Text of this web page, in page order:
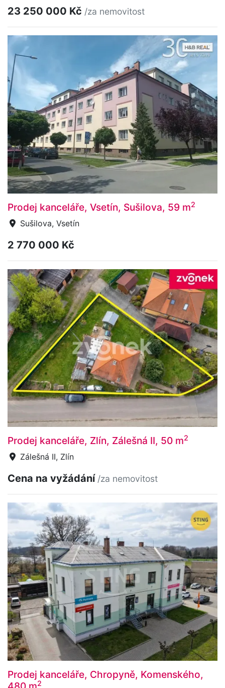
23 250 000 Kč /za nemovitost
Prodej kanceláře, Vsetín, Sušilova, 59 m2
Sušilova, Vsetín
2 770 000 Kč
Prodej kanceláře, Zlín, Zálešná II, 50 m2
Zálešná II, Zlín
Cena na vyžádání /za nemovitost
Prodej kanceláře, Chropyně, Komenského,
2